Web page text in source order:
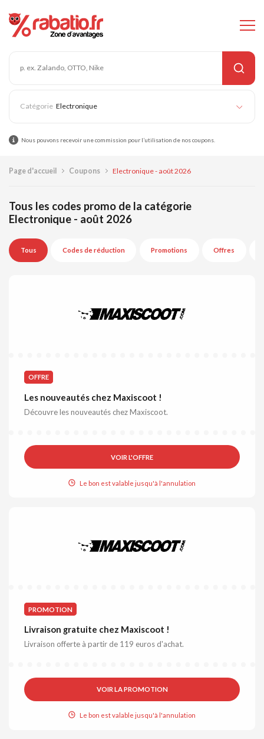
Electronique
Nous pouvons recevoir une commission pour l’utilisation de nos coupons.
Page d'accueil Coupons Electronique - août 2026
Tous les codes promo de la catégorie
Electronique - août 2026
Tous Codes de réduction Promotions Offres
OFFRE
Les nouveautés chez Maxiscoot !
Découvre les nouveautés chez Maxiscoot.
VOIR L'OFFRE
Le bon est valable jusqu'à l'annulation
PROMOTION
Livraison gratuite chez Maxiscoot !
Livraison offerte à partir de 119 euros d'achat.
VOIR LA PROMOTION
Le bon est valable jusqu'à l'annulation